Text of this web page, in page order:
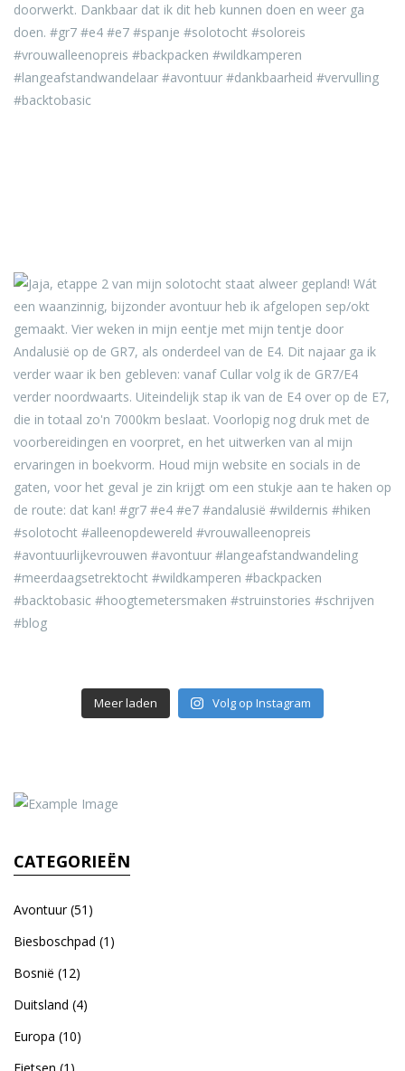
Meer laden Volg op Instagram
CATEGORIEËN
Avontuur(51)
Biesboschpad (1)
Bosnië (12)
Duitsland (4)
Europa (10)